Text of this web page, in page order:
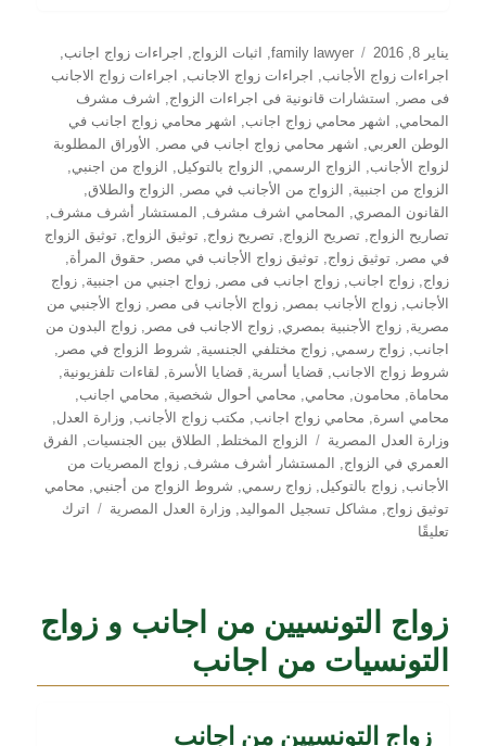
نُشرت
في
يناير 8, 2016 التصنيفات
family lawyer
, اثبات الزواج, اجراءات زواج اجانب,
اجراءات زواج الأجانب, اجراءات زواج الاجانب,
اجراءات زواج الاجانب
فى مصر , استشارات قانونية فى اجراءات الزواج,
اشرف مشرف
المحامي, اشهر محامي زواج اجانب,
اشهر محامي زواج اجانب في
الوطن العربي, اشهر محامي زواج اجانب في مصر ,
الأوراق المطلوبة
لزواج الأجانب, الزواج الرسمي, الزواج بالتوكيل, الزواج من اجنبي,
الزواج من اجنبية, الزواج من الأجانب في مصر , الزواج والطلاق,
القانون المصري, المحامي اشرف مشرف, المستشار أشرف مشرف,
تصاريح الزواج,تصريح الزواج,تصريح زواج,توثيق الزواج,توثيق الزواج
في مصر ,توثيق زواج,توثيق زواج الأجانب في مصر , حقوق المرأة,
زواج,زواج اجانب,زواج اجانب فى مصر ,زواج اجنبي من اجنبية,زواج
الأجانب,زواج الأجانب بمصر ,زواج الأجانب فى مصر ,زواج الأجنبي من
مصرية,زواج الأجنبية بمصري,زواج الاجانب فى مصر ,زواج البدون من
اجانب,زواج رسمي,زواج مختلفي الجنسية, شروط الزواج في مصر ,
شروط زواج الاجانب,قضايا أسرية,قضايا الأسرة, لقاءات تلفزيونية,
محاماة, محامون, محامي, محامي أحوال شخصية, محامي اجانب,
محامي اسرة, محامي زواج اجانب, مكتب زواج الأجانب,وزارة العدل,
وزارة العدل المصرية
الوسوم
الزواج المختلط, الطلاق بين الجنسيات,
الفرق
العمري في الزواج, المستشار أشرف مشرف,زواج المصريات من
الأجانب,زواج بالتوكيل,زواج رسمي, شروط الزواج من أجنبي, محامي
توثيق زواج, مشاكل تسجيل المواليد,وزارة العدل المصرية
اترك
تعليقًا
المصريات
من
الأجانب
–
المستشار
زواج التونسيين من اجانب و زواج
التونسيات من اجانب
زواج التونسيين من اجانب